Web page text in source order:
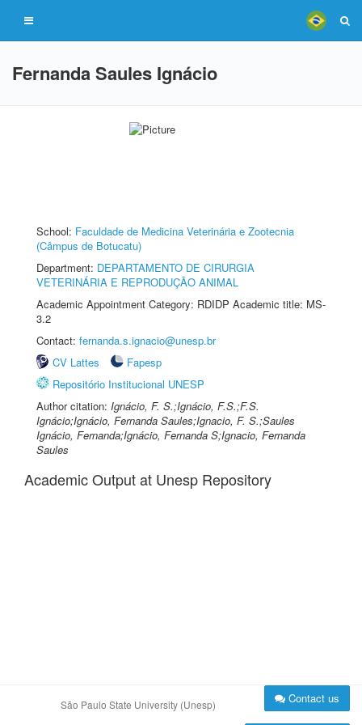
Fernanda Saules Ignácio
School: Faculdade de Medicina Veterinária e Zootecnia
(Câmpus de Botucatu)
Department: DEPARTAMENTO DE CIRURGIA
VETERINÁRIA E REPRODUÇÃO ANIMAL
Academic Appointment Category: RDIDP Academic title: MS-
3.2
Contact: fernanda.s.ignacio@unesp.br
CV Lattes
Fapesp
Repositório Institucional UNESP
Author citation: Ignácio, F. S.;Ignácio, F.S.;F.S.
Ignácio;Ignácio, Fernanda Saules;Ignacio, F. S.;Saules
Ignácio, Fernanda;Ignácio, Fernanda S;Ignacio, Fernanda
Saules
Academic Output at Unesp Repository
São Paulo State University (Unesp) Contact us